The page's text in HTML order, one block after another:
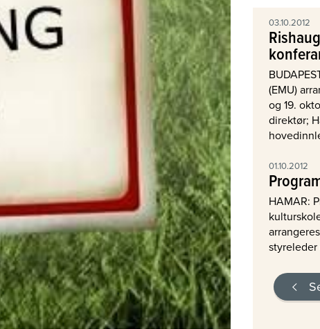
03.10.2012
(EMU)
og 19.
direktør;
01.10.2012
HAMAR: